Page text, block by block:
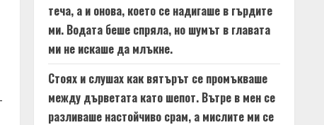
теча, а и онова, което се надигаше в гърдите
ми. Водата беше спряла, но шумът в главата
ми не искаше да млъкне.
Стоях и слушах как вятърът се промъкваше
между дърветата като шепот. Вътре в мен се
разливаше настойчиво срам, а мислите ми се